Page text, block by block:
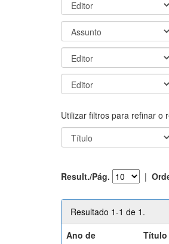
Utilizar filtros para refinar o
Result./Pág. |
Resultado 1-1 de 1.
Ano de
Título